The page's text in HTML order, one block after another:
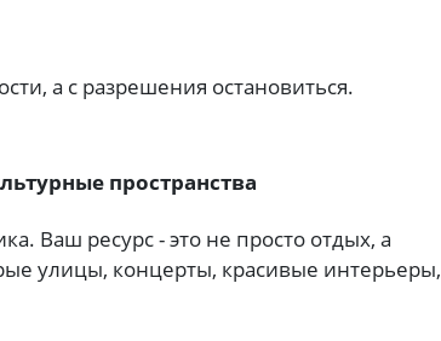
а с разрешения остановиться.
пространства
Ваш ресурс - это не просто отдых, а
улицы, концерты, красивые интерьеры,